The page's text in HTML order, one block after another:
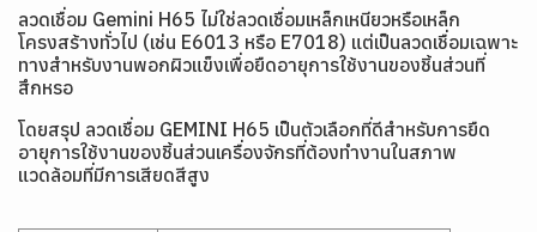
ลวดเชื่อม Gemini H65 ไม่ใช่ลวดเชื่อมเหล็กเหนียวหรือเหล็ก
โครงสร้างทั่วไป (เช่น E6013 หรือ E7018) แต่เป็นลวดเชื่อมเฉพาะ
ทางสำหรับงานพอกผิวแข็งเพื่อยืดอายุการใช้งานของชิ้นส่วนที่
สึกหรอ
โดยสรุป ลวดเชื่อม GEMINI H65 เป็นตัวเลือกที่ดีสำหรับการยืด
อายุการใช้งานของชิ้นส่วนเครื่องจักรที่ต้องทำงานในสภาพ
แวดล้อมที่มีการเสียดสีสูง